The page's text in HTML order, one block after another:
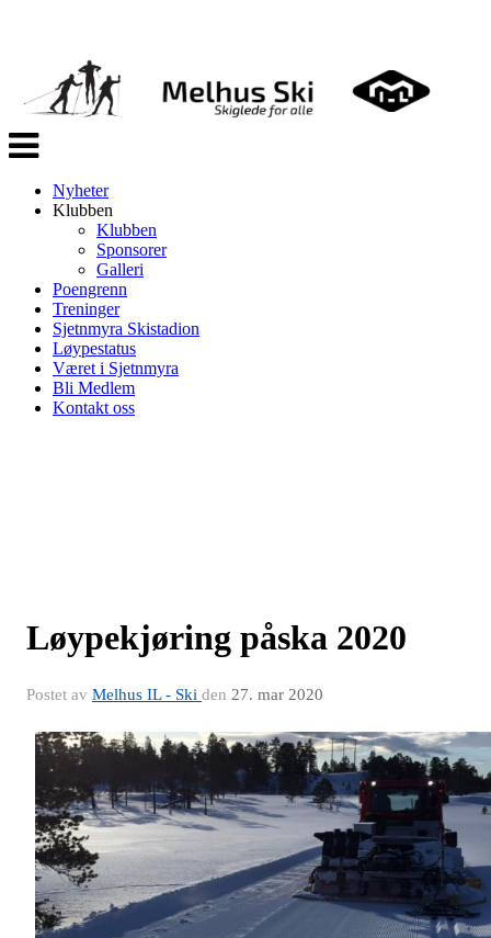
Veksle
navigasjon
Nyheter
Klubben
Klubben
Sponsorer
Galleri
Poengrenn
Treninger
Sjetnmyra Skistadion
Løypestatus
Været i Sjetnmyra
Bli Medlem
Kontakt oss
Løypekjøring påska 2020
Postet av Melhus IL - Ski den 27. mar 2020